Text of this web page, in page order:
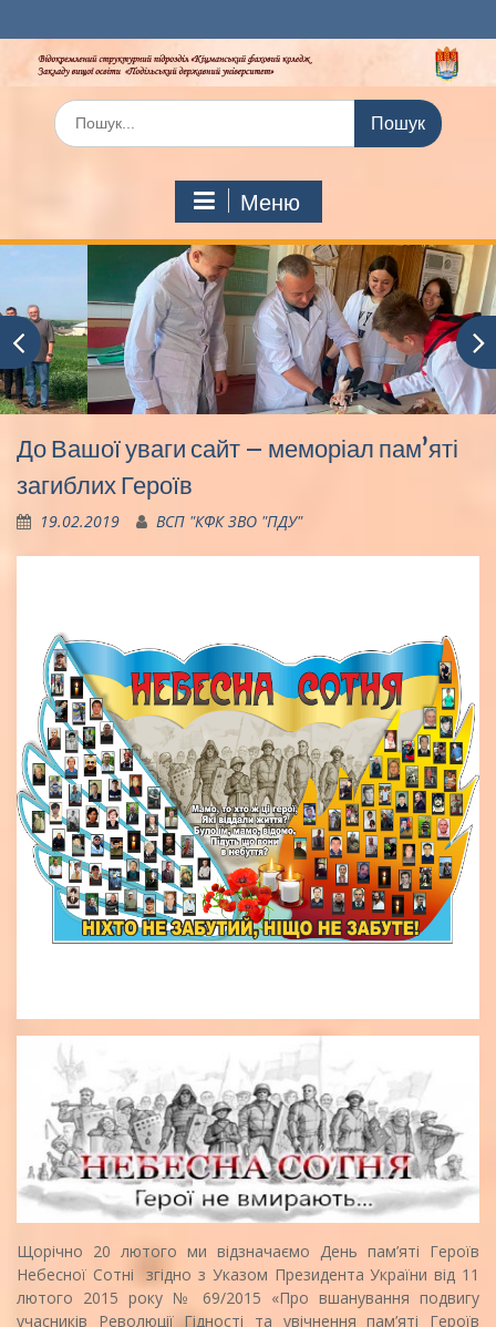
до
вмісту
Шукати:
Меню
До Вашої уваги сайт – меморіал пам’яті
загиблих Героїв
19.02.2019 ВСП "КФК ЗВО "ПДУ"
Щорічно 20 лютого ми відзначаємо День пам’яті Героїв
Небесної Сотні згідно з Указом Президента України від 11
лютого 2015 року № 69/2015 «Про вшанування подвигу
учасників Революції Гідності та увічнення пам’яті Героїв